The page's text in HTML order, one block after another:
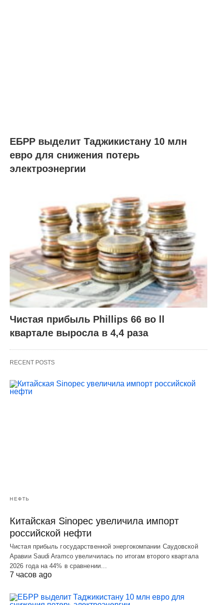
ЕБРР выделит Таджикистану 10 млн
евро для снижения потерь
электроэнергии
Чистая прибыль Phillips 66 во ll
квартале выросла в 4,4 раза
RECENT POSTS
НЕФТЬ
Китайская Sinopec увеличила импорт
российской нефти
Чистая прибыль государственной энергокомпании Саудовской
Аравии Saudi Aramco увеличилась по итогам второго квартала
2026 года на 44% в сравнении…
7 часов ago